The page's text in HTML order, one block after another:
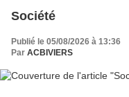
Société
Publié le 05/08/2026 à 13:36
Par ACBIVIERS